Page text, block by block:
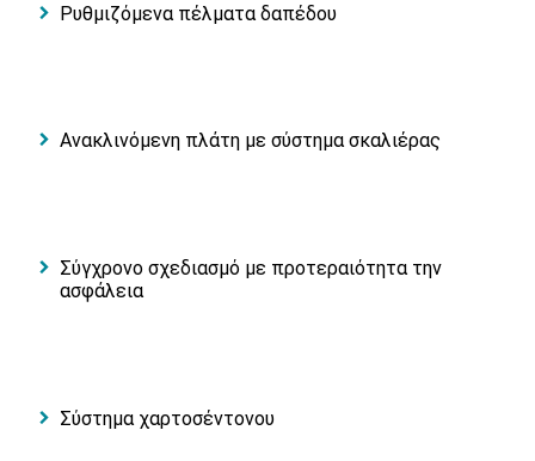
Ρυθμιζόμενα πέλματα δαπέδου
Ανακλινόμενη πλάτη με σύστημα σκαλιέρας
Σύγχρονο σχεδιασμό με προτεραιότητα την
ασφάλεια
Σύστημα χαρτοσέντονου